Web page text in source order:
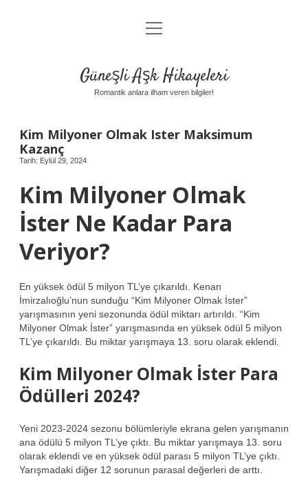
Anasayfa
Yasal Uyarı
menüyü
aç
Güneşli Aşk Hikayeleri
Romantik anlara ilham veren bilgiler!
Kim Milyoner Olmak Ister Maksimum
Kazanç
Tarih: Eylül 29, 2024
Kim Milyoner Olmak
İster Ne Kadar Para
Veriyor?
En yüksek ödül 5 milyon TL’ye çıkarıldı. Kenan
İmirzalıoğlu’nun sunduğu “Kim Milyoner Olmak İster”
yarışmasının yeni sezonunda ödül miktarı artırıldı. “Kim
Milyoner Olmak İster” yarışmasında en yüksek ödül 5 milyon
TL’ye çıkarıldı. Bu miktar yarışmaya 13. soru olarak eklendi.
Kim Milyoner Olmak İster Para
Ödülleri 2024?
Yeni 2023-2024 sezonu bölümleriyle ekrana gelen yarışmanın
ana ödülü 5 milyon TL’ye çıktı. Bu miktar yarışmaya 13. soru
olarak eklendi ve en yüksek ödül parası 5 milyon TL’ye çıktı.
Yarışmadaki diğer 12 sorunun parasal değerleri de arttı.